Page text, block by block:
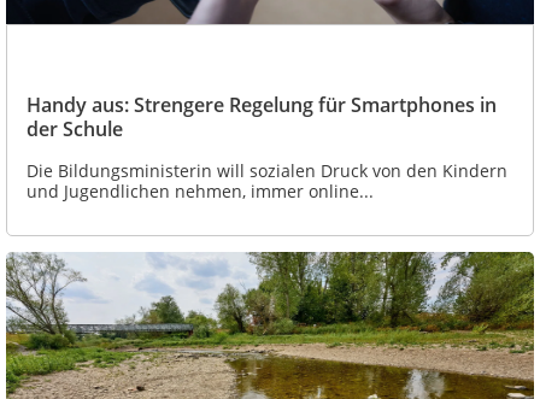
Handy aus: Strengere Regelung für Smartphones in
der Schule
Die Bildungsministerin will sozialen Druck von den Kindern
und Jugendlichen nehmen, immer online...